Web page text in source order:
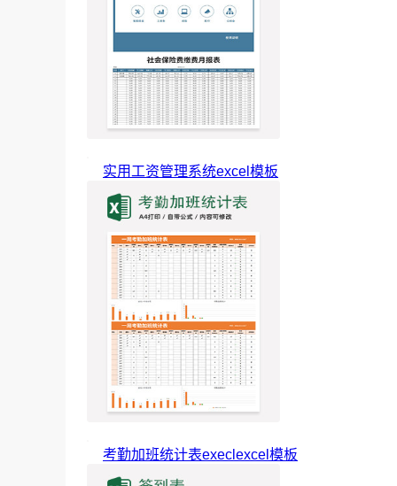
实用工资管理系统excel模板
考勤加班统计表execlexcel模板